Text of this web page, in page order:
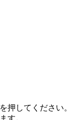
押してください。
す。